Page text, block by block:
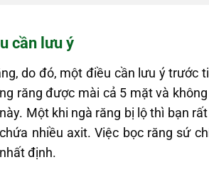
cần lưu ý
do đó, một điều cần lưu ý trước
răng được mài cả 5 mặt và
Một khi ngà răng bị lộ thì bạn
nhiều axit. Việc bọc răng sứ
định.